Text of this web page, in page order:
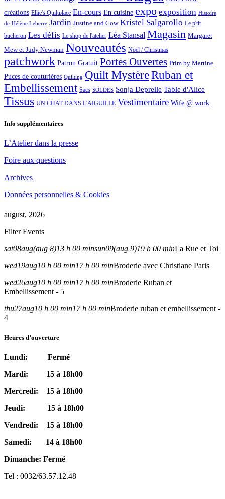
créations Ellie's Quiltplace En-cours En cuisine expo exposition Histoire
de Hélène Leberre Jardin Justine and Cow Kristel Salgarollo Le p'tit
bucheron Les défis Le shop de l'atelier Léa Stansal Magasin Margaret
Mew et Judy Newman Nouveautés Noël / Christmas
patchwork Patron Gratuit Portes Ouvertes Prim by Martine
Puces de couturières Quilting Quilt MystèreRuban et
Embellissement Sacs SOLDES Sonja Deprelle Table d'Alice
Tissus UN CHAT DANS L'AIGUILLE Vestimentaire Wife @ work
Info supplémentaires
L’Atelier dans la presse
Foire aux questions
Archives
Données personnelles & Cookies
august, 2026
Filter Events
sat08aug(aug 8)13 h 00 minsun09(aug 9)19 h 00 minLa Rue et Toi
wed19aug10 h 00 min17 h 00 minBroderie avec Christiane Paris
wed26aug10 h 00 min17 h 00 minBroderie Ruban et
Embellissement - 5
thu27aug10 h 00 min17 h 00 minBroderie ruban et embellissement -
4
Heures d’ouverture
Lundi: Fermé
Mardi: 15 à 18h00
Mercredi: 15 à 18h00
Jeudi: 15 à 18h00
Vendredi: 15 à 18h00
Samedi: 14 à 18h00
Dimanche: Fermé
Tel : 0032/63.57.12.48